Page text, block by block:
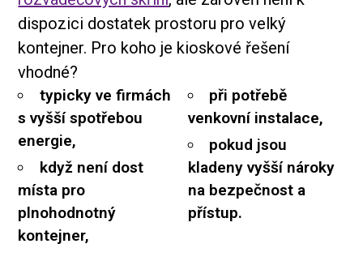
dispozici dostatek prostoru pro velký
kontejner. Pro koho je kioskové řešení
vhodné?
typicky ve firmách
s vyšší spotřebou
energie,
když není dost
místa pro
plnohodnotný
kontejner,
při potřebě
venkovní instalace,
pokud jsou
kladeny vyšší nároky
na bezpečnost a
přístup.